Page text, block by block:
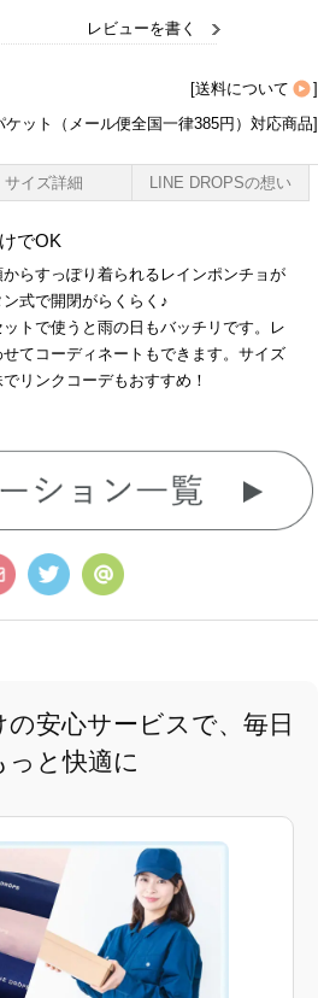
レビューを書く
[送料について
]
ケット（メール便全国一律385円）対応商品]
サイズ詳細 LINE DROPSの想い
でOK
らすっぽり着られるレインポンチョが
式で開閉がらくらく♪
トで使うと雨の日もバッチリです。レ
てコーディネートもできます。サイズ
リンクコーデもおすすめ！
安心サービスで、毎日
っと快適に